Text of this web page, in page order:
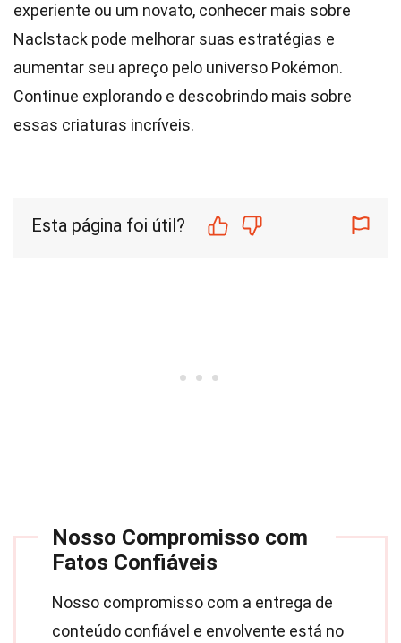
experiente ou um novato, conhecer mais sobre
Naclstack pode melhorar suas estratégias e
aumentar seu apreço pelo universo Pokémon.
Continue explorando e descobrindo mais sobre
essas criaturas incríveis.
Esta página foi útil?
Nosso Compromisso com
Fatos Confiáveis
Nosso compromisso com a entrega de
conteúdo confiável e envolvente está no